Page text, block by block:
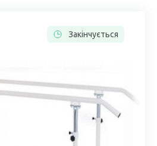
Закінчується